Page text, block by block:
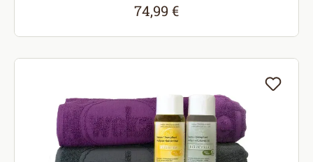
Regulärer Preis:
74,99 €